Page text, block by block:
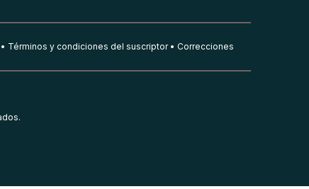
Términos y condiciones del suscriptor Correcciones